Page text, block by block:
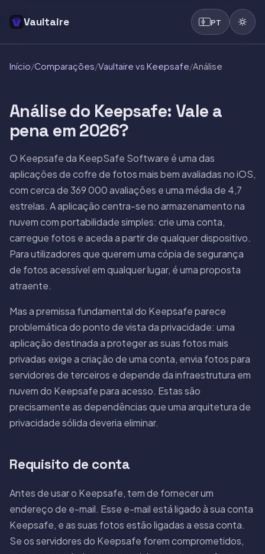
Vaultaire PT
Início/Comparações/Vaultaire vs Keepsafe/Análise
Análise do Keepsafe: Vale a
pena em 2026?
O Keepsafe da KeepSafe Software é uma das
aplicações de cofre de fotos mais bem avaliadas no iOS,
com cerca de 369 000 avaliações e uma média de 4,7
estrelas. A aplicação centra-se no armazenamento na
nuvem com portabilidade simples: crie uma conta,
carregue fotos e aceda a partir de qualquer dispositivo.
Para utilizadores que querem uma cópia de segurança
de fotos acessível em qualquer lugar, é uma proposta
atraente.
Mas a premissa fundamental do Keepsafe parece
problemática do ponto de vista da privacidade: uma
aplicação destinada a proteger as suas fotos mais
privadas exige a criação de uma conta, envia fotos para
servidores de terceiros e depende da infraestrutura em
nuvem do Keepsafe para acesso. Estas são
precisamente as dependências que uma arquitetura de
privacidade sólida deveria eliminar.
Requisito de conta
Antes de usar o Keepsafe, tem de fornecer um
endereço de e-mail. Esse e-mail está ligado à sua conta
Keepsafe, e as suas fotos estão ligadas a essa conta.
Se os servidores do Keepsafe forem comprometidos,